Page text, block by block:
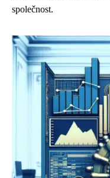
společnost.